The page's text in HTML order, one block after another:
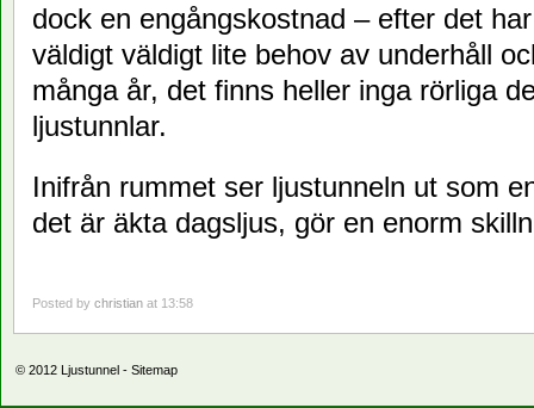
dock en engångskostnad – efter det
väldigt väldigt lite behov av underhåll
många år, det finns heller inga rörliga
ljustunnlar.
Inifrån rummet ser ljustunneln ut som
det är äkta dagsljus, gör en enorm
Posted by christian at 13:58
© 2012 Ljustunnel - Sitemap